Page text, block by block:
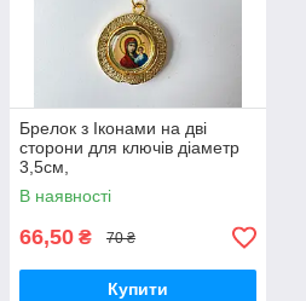
Брелок з Іконами на дві
сторони для ключів діаметр
3,5см,
В наявності
66,50 ₴ 70 ₴
Купити